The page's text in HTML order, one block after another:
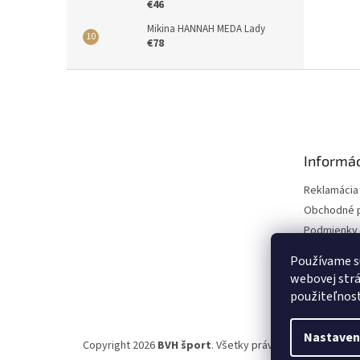
Používame
webovej
€46
Mikina HANNAH MEDA Lady
€78
Obchodné
Copyright 2026 BVH šport. Všetky práva vyhradené.